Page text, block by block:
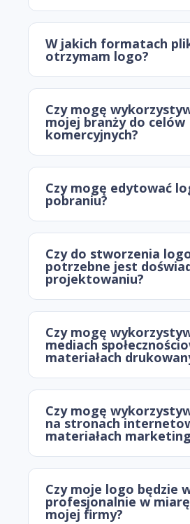
W jakich formatach
otrzymam logo?
Czy mogę
mojej branży do celów
komercyjnych?
Czy mogę edytować
pobraniu?
Czy do stworzenia
potrzebne jest
projektowaniu?
Czy mogę
mediach
materiałach
Czy mogę
na stronach
materiałach
Czy moje logo będzie
profesjonalnie w
mojej firmy?